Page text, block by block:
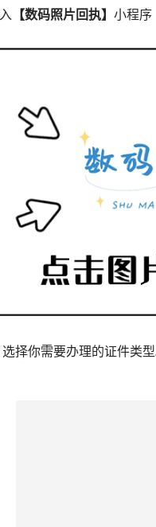
【数码照片回执】 小程序
择你需要办理的证件类